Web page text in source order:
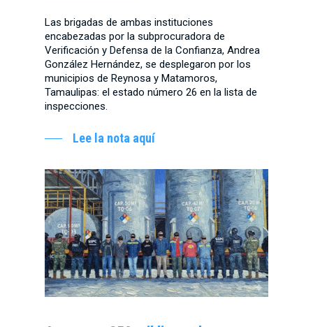
Las brigadas de ambas instituciones
encabezadas por la subprocuradora de
Verificación y Defensa de la Confianza, Andrea
González Hernández, se desplegaron por los
municipios de Reynosa y Matamoros,
Tamaulipas: el estado número 26 en la lista de
inspecciones.
Lee la nota aquí